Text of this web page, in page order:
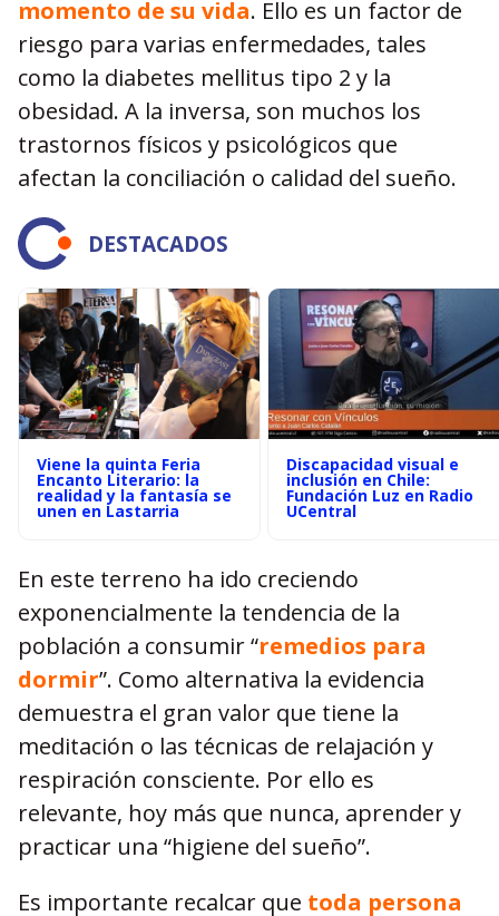
momento de su vida. Ello es un factor de
riesgo para varias enfermedades, tales
como la diabetes mellitus tipo 2 y la
obesidad. A la inversa, son muchos los
trastornos físicos y psicológicos que
afectan la conciliación o calidad del sueño.
DESTACADOS
Viene la quinta Feria
Encanto Literario: la
realidad y la fantasía se
unen en Lastarria
Discapacidad visual e
inclusión en Chile:
Fundación Luz en Radio
UCentral
En este terreno ha ido creciendo
exponencialmente la tendencia de la
población a consumir “remedios para
dormir”. Como alternativa la evidencia
demuestra el gran valor que tiene la
meditación o las técnicas de relajación y
respiración consciente. Por ello es
relevante, hoy más que nunca, aprender y
practicar una “higiene del sueño”.
Es importante recalcar que toda persona